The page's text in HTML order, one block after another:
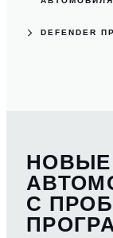
DEFENDER
НОВЫЕ
С